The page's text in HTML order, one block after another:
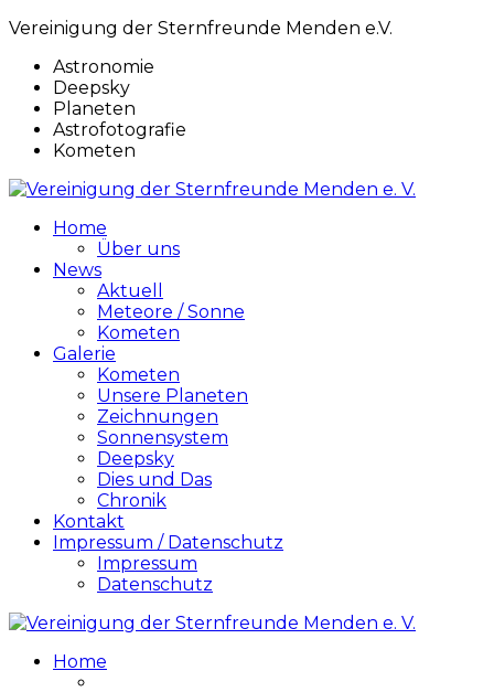
Vereinigung der Sternfreunde Menden e.V.
Astronomie
Deepsky
Planeten
Astrofotografie
Kometen
Home
Über uns
News
Aktuell
Meteore / Sonne
Kometen
Galerie
Kometen
Unsere Planeten
Zeichnungen
Sonnensystem
Deepsky
Dies und Das
Chronik
Kontakt
Impressum / Datenschutz
Impressum
Datenschutz
Home